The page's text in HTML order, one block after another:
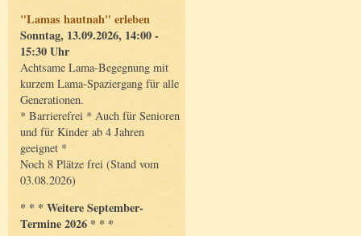
"Lamas hautnah" erleben
Sonntag, 13.09.2026, 14:00 -
15:30 Uhr
Achtsame Lama-Begegnung mit
kurzem Lama-Spaziergang für alle
Generationen.
* Barrierefrei * Auch für Senioren
und für Kinder ab 4 Jahren
geeignet *
Noch 8 Plätze frei (Stand vom
03.08.2026)
* * * Weitere September-
Termine 2026 * * *